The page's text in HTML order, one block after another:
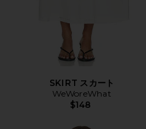
SKIRT スカート
WeWoreWhat
$148